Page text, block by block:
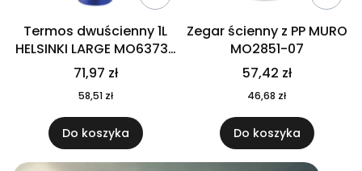
Termos dwuścienny 1L
HELSINKI LARGE MO6373-
04
71,97 zł
58,51 zł
Do koszyka
Zegar ścienny z PP MURO
MO2851-07
57,42 zł
46,68 zł
Do koszyka